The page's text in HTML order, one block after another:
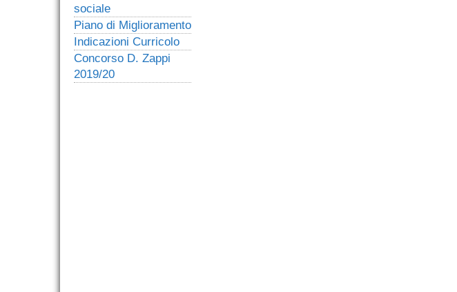
sociale
Piano di Miglioramento
Indicazioni Curricolo
Concorso D. Zappi
2019/20